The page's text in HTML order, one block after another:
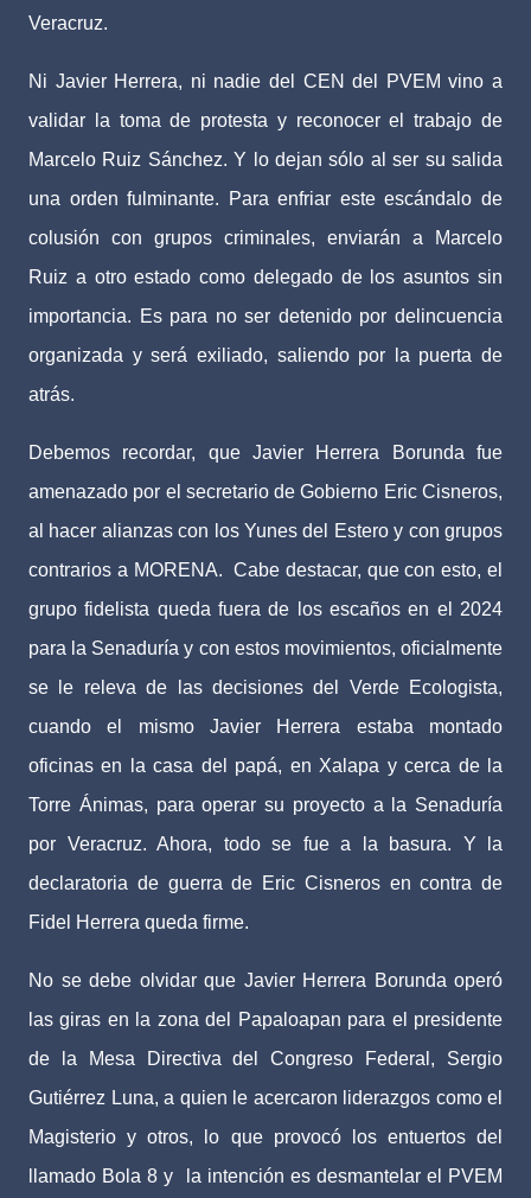
Veracruz.
Ni Javier Herrera, ni nadie del CEN del PVEM vino a
validar la toma de protesta y reconocer el trabajo de
Marcelo Ruiz Sánchez. Y lo dejan sólo al ser su salida
una orden fulminante. Para enfriar este escándalo de
colusión con grupos criminales, enviarán a Marcelo
Ruiz a otro estado como delegado de los asuntos sin
importancia. Es para no ser detenido por delincuencia
organizada y será exiliado, saliendo por la puerta de
atrás.
Debemos recordar, que Javier Herrera Borunda fue
amenazado por el secretario de Gobierno Eric Cisneros,
al hacer alianzas con los Yunes del Estero y con grupos
contrarios a MORENA. Cabe destacar, que con esto, el
grupo fidelista queda fuera de los escaños en el 2024
para la Senaduría y con estos movimientos, oficialmente
se le releva de las decisiones del Verde Ecologista,
cuando el mismo Javier Herrera estaba montado
oficinas en la casa del papá, en Xalapa y cerca de la
Torre Ánimas, para operar su proyecto a la Senaduría
por Veracruz. Ahora, todo se fue a la basura. Y la
declaratoria de guerra de Eric Cisneros en contra de
Fidel Herrera queda firme.
No se debe olvidar que Javier Herrera Borunda operó
las giras en la zona del Papaloapan para el presidente
de la Mesa Directiva del Congreso Federal, Sergio
Gutiérrez Luna, a quien le acercaron liderazgos como el
Magisterio y otros, lo que provocó los entuertos del
llamado Bola 8 y
la intención es desmantelar el PVEM